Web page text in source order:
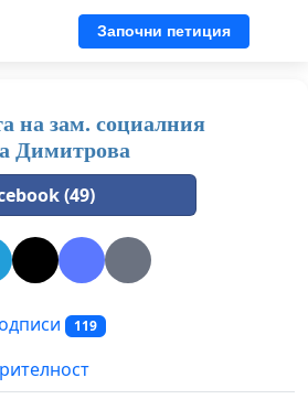
Започни петиция
на зам. социалния
Димитрова
(49)
119